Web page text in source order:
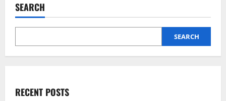
SEARCH
SEARCH
RECENT POSTS